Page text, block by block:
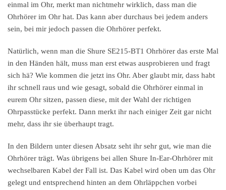
einmal im Ohr, merkt man nichtmehr wirklich, dass man die
Ohrhörer im Ohr hat. Das kann aber durchaus bei jedem anders
sein, bei mir jedoch passen die Ohrhörer perfekt.
Natürlich, wenn man die Shure SE215-BT1 Ohrhörer das erste Mal
in den Händen hält, muss man erst etwas ausprobieren und fragt
sich hä? Wie kommen die jetzt ins Ohr. Aber glaubt mir, dass habt
ihr schnell raus und wie gesagt, sobald die Ohrhörer einmal in
eurem Ohr sitzen, passen diese, mit der Wahl der richtigen
Ohrpasstücke perfekt. Dann merkt ihr nach einiger Zeit gar nicht
mehr, dass ihr sie überhaupt tragt.
In den Bildern unter diesen Absatz seht ihr sehr gut, wie man die
Ohrhörer trägt. Was übrigens bei allen Shure In-Ear-Ohrhörer mit
wechselbaren Kabel der Fall ist. Das Kabel wird oben um das Ohr
gelegt und entsprechend hinten an dem Ohrläppchen vorbei